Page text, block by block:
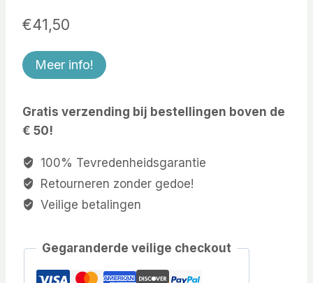
€41,50
Meer info!
Gratis verzending bij bestellingen boven de
€ 50!
100% Tevredenheidsgarantie
Retourneren zonder gedoe!
Veilige betalingen
Gegaranderde veilige checkout